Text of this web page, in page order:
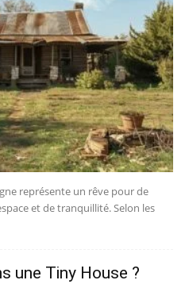
représente un rêve pour de
et de tranquillité. Selon les
une Tiny House ?